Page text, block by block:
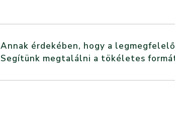
Annak érdekében, hogy a
Segítünk megtalálni a tökéletes